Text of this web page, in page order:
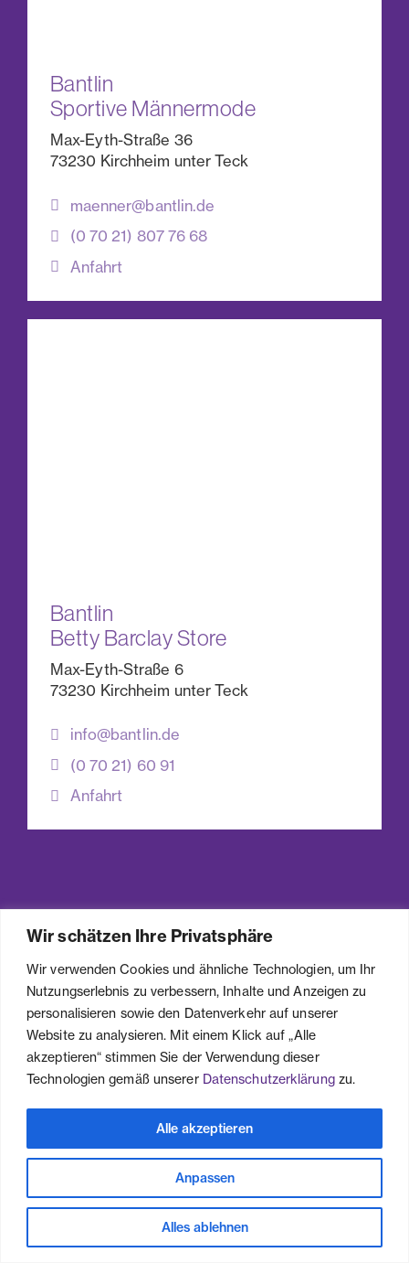
Wir schätzen Ihre Privatsphäre
Wir verwenden Cookies und ähnliche Technologien, um Ihr
Nutzungserlebnis zu verbessern, Inhalte und Anzeigen zu
personalisieren sowie den Datenverkehr auf unserer
Website zu analysieren. Mit einem Klick auf „Alle
akzeptieren“ stimmen Sie der Verwendung dieser
Technologien gemäß unserer Datenschutzerklärungzu.
Anpassen
Alles ablehnen
Alle akzeptieren
Bantlin
Sportive Männermode
Max-Eyth-Straße 36
73230 Kirchheim unter Teck
maenner@bantlin.de
(0 70 21) 807 76 68
Anfahrt
Bantlin
Betty Barclay Store
Max-Eyth-Straße 6
73230 Kirchheim unter Teck
info@bantlin.de
(0 70 21) 60 91
Anfahrt
Mo – Fr
10 – 18 Uhr
Sa
9 – 15 Uhr
Sa (Betty Barclay)
9 – 14 Uhr
Alle Stores sind stufenlos zugänglich. Das Modehaus ist
mit dem Aufzug befahrbar.
Menü